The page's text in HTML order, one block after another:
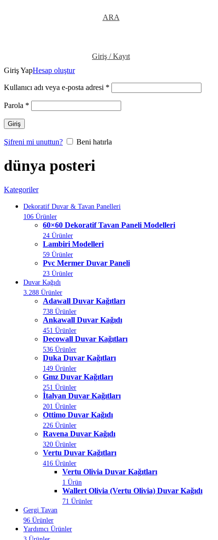
ARA
Giriş / Kayıt
Giriş YapHesap oluştur
Kullanıcı adı veya e-posta adresi *
Parola *
Giriş
Şifreni mi unuttun? Beni hatırla
dünya posteri
Kategoriler
Dekoratif Duvar & Tavan Panelleri
106 Ürünler
60×60 Dekoratif Tavan Paneli Modelleri
24 Ürünler
Lambiri Modelleri
59 Ürünler
Pvc Mermer Duvar Paneli
23 Ürünler
Duvar Kağıdı
3.288 Ürünler
Adawall Duvar Kağıtları
738 Ürünler
Ankawall Duvar Kağıdı
451 Ürünler
Decowall Duvar Kağıtları
536 Ürünler
Duka Duvar Kağıtları
149 Ürünler
Gmz Duvar Kağıtları
251 Ürünler
İtalyan Duvar Kağıtları
201 Ürünler
Ottimo Duvar Kağıdı
226 Ürünler
Ravena Duvar Kağıdı
320 Ürünler
Vertu Duvar Kağıtları
416 Ürünler
Vertu Olivia Duvar Kağıtları
1 Ürün
Wallert Olivia (Vertu Olivia) Duvar Kağıdı
71 Ürünler
Gergi Tavan
96 Ürünler
Yardımcı Ürünler